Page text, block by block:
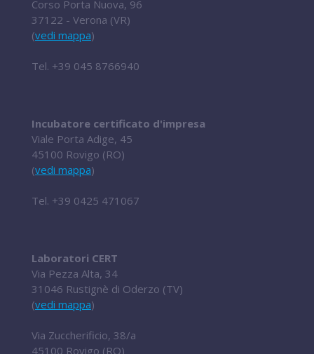
Corso Porta Nuova, 96
37122 - Verona (VR)
(vedi mappa)
Tel. +39 045 8766940
Incubatore certificato d'impresa
Viale Porta Adige, 45
45100 Rovigo (RO)
(vedi mappa)
Tel. +39 0425 471067
Laboratori CERT
Via Pezza Alta, 34
31046 Rustignè di Oderzo (TV)
(vedi mappa)
Via Zuccherificio, 38/a
45100 Rovigo (RO)